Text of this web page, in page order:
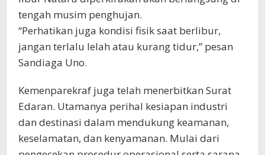
tengah musim penghujan.
“Perhatikan juga kondisi fisik saat berlibur,
jangan terlalu lelah atau kurang tidur,” pesan
Sandiaga Uno.
Kemenparekraf juga telah menerbitkan Surat
Edaran. Utamanya perihal kesiapan industri
dan destinasi dalam mendukung keamanan,
keselamatan, dan kenyamanan. Mulai dari